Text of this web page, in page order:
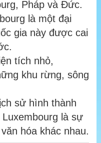
Pháp và Đức.
là một đại
gia này được cai
tích nhỏ,
khu rừng, sông
sử hình thành
là sự
hóa khác nhau.